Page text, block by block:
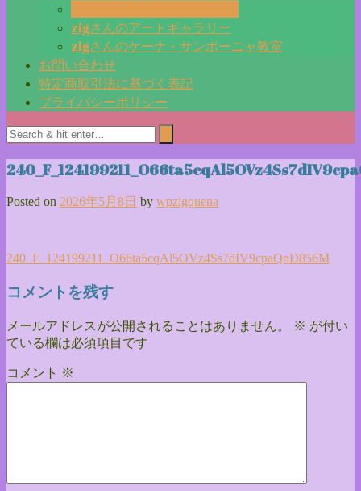
zigさんのアートギャラリー
zigさんのケーナ・サンポーニャ教室
お問い合わせ
特定商取引法に基づく表記
プライバシーポリシー
Posted on 2026年5月8日 by wpzigquena
投
稿
ナ
ビ
ゲ
ン
240_F_124199211_O66ta5cqAl5OVz4Ss7dIV9cpaQnD856M
コメントを残す
メールアドレスが公開されることはありません。 ※ が付い
ている欄は必須項目です
コメント ※